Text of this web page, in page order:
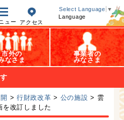
ュー アクセス
Select Language ▼
Language
市外の
なさま
事業者の
みなさま
> 行財政改革 > 公の施設 > 雲
を改訂しました